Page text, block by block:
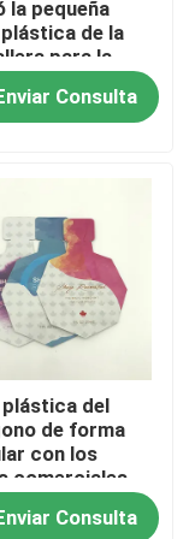
alimentos
la pequeña
de la
para la
cara
Consulta
del
de forma
con los
comerciales
de la
Consulta